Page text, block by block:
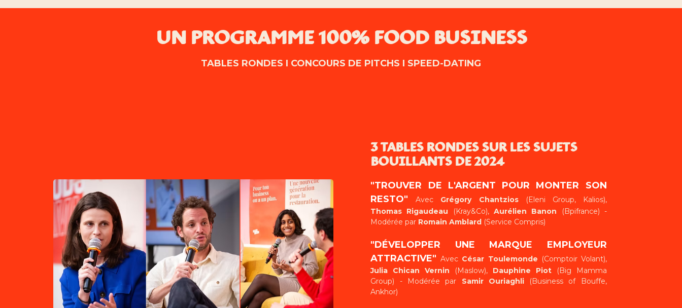
UN PROGRAMME 100% FOOD BUSINESS
TABLES RONDES I CONCOURS DE PITCHS I SPEED-DATING
3 TABLES RONDES SUR LES SUJETS
BOUILLANTS DE 2024
"TROUVER DE L'ARGENT POUR MONTER SON
RESTO"
Avec Grégory Chantzios(Eleni Group, Kalios),
Thomas Rigaudeau (Kray&Co),Aurélien Banon
(Bpifrance) -
Modérée par Romain Amblard (Service Compris)
"DÉVELOPPER UNE MARQUE EMPLOYEUR
ATTRACTIVE"Avec César Toulemonde (Comptoir Volant),
Julia Chican Vernin (Maslow), Dauphine Piot(Big Mamma
Group) - Modérée par Samir Ouriaghli(Business of Bouffe,
Ankhor)